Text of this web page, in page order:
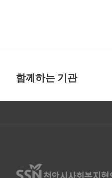
함께하는 기관